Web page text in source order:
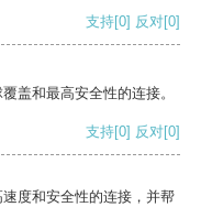
支持[0] 反对[0]
盖和最高安全性的连接。
支持[0] 反对[0]
度和安全性的连接，并帮